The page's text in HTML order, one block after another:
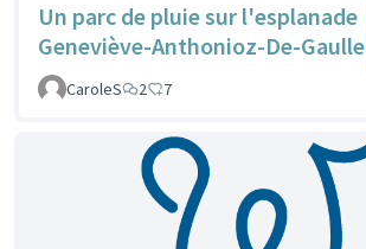
Un parc de pluie sur l'esplanade
Geneviève-Anthonioz-De-Gaulle
CaroleS
2 7